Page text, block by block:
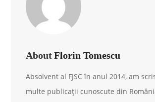
About Florin Tomescu
Absolvent al FJSC în anul 2014, am
multe publicații cunoscute din